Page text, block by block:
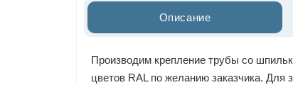
Описание
Производим крепление трубы со
цветов RAL по желанию заказчика.